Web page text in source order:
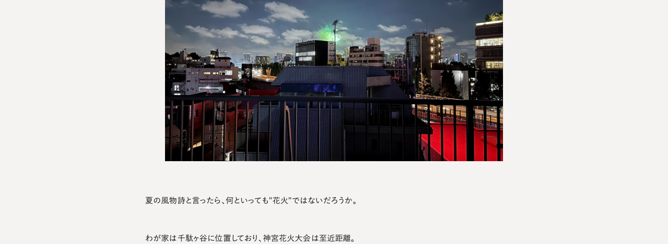
夏の風物詩と言ったら、何といっても"花火"ではないだろうか。
わが家は千駄ヶ谷に位置しており、神宮花火大会は至近距離。